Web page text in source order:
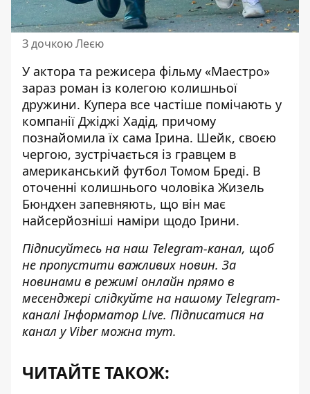
З дочкою Леєю
У актора та режисера фільму «Маестро»
зараз роман із колегою колишньої
дружини. Купера все частіше помічають у
компанії Джіджі Хадід, причому
познайомила їх сама Ірина. Шейк, своєю
чергою, зустрічається із гравцем в
американський футбол Томом Бреді. В
оточенні колишнього чоловіка Жизель
Бюндхен запевняють, що він має
найсерйозніші наміри щодо Ірини.
Підписуйтесь на наш Telegram-канал, щоб
не пропустити важливих новин. За
новинами в режимі онлайн прямо в
месенджері слідкуйте на нашому Telegram-
каналіІнформатор Live. Підписатися на
канал у Viber можна тут.
ЧИТАЙТЕ ТАКОЖ: